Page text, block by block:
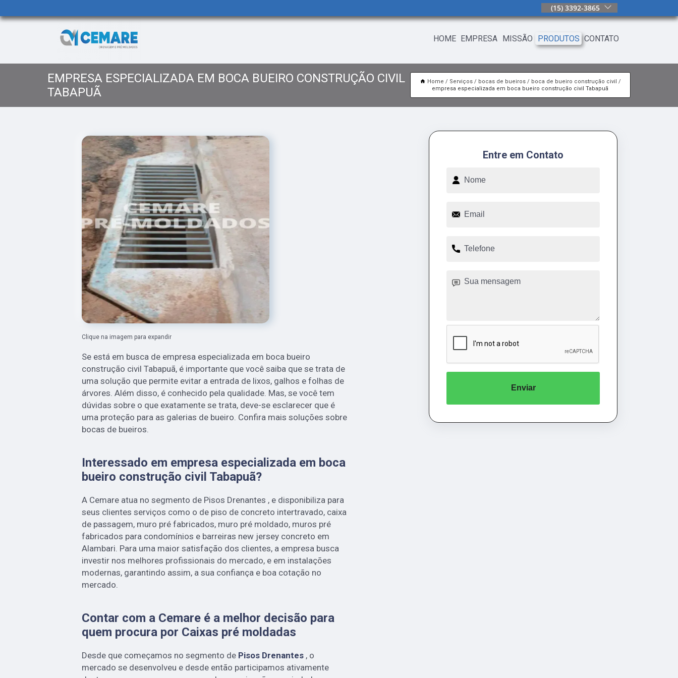
(15) 3392-3865
HOME EMPRESA MISSÃO PRODUTOS CONTATO
EMPRESA ESPECIALIZADA EM BOCA BUEIRO CONSTRUÇÃO CIVIL
TABAPUÃ
Home Serviços bocas de bueiros
boca de bueiro construção civil
empresa especializada em boca bueiro construção civil Tabapuã
Clique na imagem para expandir
Se está em busca de empresa especializada em boca bueiro
construção civil Tabapuã, é importante que você saiba que se trata de
uma solução que permite evitar a entrada de lixos, galhos e folhas de
árvores. Além disso, é conhecido pela qualidade. Mas, se você tem
dúvidas sobre o que exatamente se trata, deve-se esclarecer que é
uma proteção para as galerias de bueiro. Confira mais soluções sobre
bocas de bueiros.
Interessado em empresa especializada em boca
bueiro construção civil Tabapuã?
A Cemare atua no segmento de Pisos Drenantes , e disponibiliza para
seus clientes serviços como o de piso de concreto intertravado, caixa
de passagem, muro pré fabricados, muro pré moldado, muros pré
fabricados para condomínios e barreiras new jersey concreto em
Alambari. Para uma maior satisfação dos clientes, a empresa busca
investir nos melhores profissionais do mercado, e em instalações
modernas, garantindo assim, a sua confiança e boa cotação no
mercado.
Contar com a Cemare é a melhor decisão para
quem procura por Caixas pré moldadas
Desde que começamos no segmento de Pisos Drenantes , o
mercado se desenvolveu e desde então participamos ativamente
Entre em Contato
Enviar